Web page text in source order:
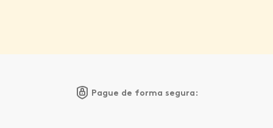
Pague de forma segura: